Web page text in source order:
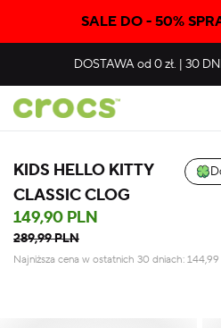
SALE DO - 50%
DOSTAWAod 0 zł. | 30
KIDS HELLO KITTY
CLASSIC CLOG
149,90 PLN
289,99 PLN
Najniższa cena w ostatnich 30 dniach: 144,99